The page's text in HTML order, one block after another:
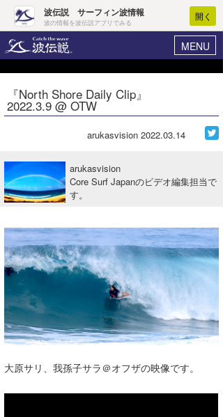
波伝説 サーフィン波情報
波の情報を波伝説アプリでみる
開く
MENU
ヘルプ マイホーム
ログイン
波情報･概況
WAVE HUNTER 波予想ツール
ニュース
サーフィンエリアガイド
会員メニュー
今月のプレゼント
『North Shore Daily Clip』
2022.3.9 @ OTW
arukasvision 2022.03.14
arukasvision
Core Surf Japanのビデオ編集担当で
す。
大原サリ、我孫子サラ＠オフザの映像です。
Core Surf Japan
アート＆エンタメ
トラベル
ショップ情報
ショップ情報
湘南
ウラナミ
お知らせ